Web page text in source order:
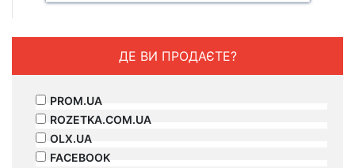
ДЕ ВИ ПРОДАЄТЕ?
PROM.UA
ROZETKA.COM.UA
OLX.UA
FACEBOOK